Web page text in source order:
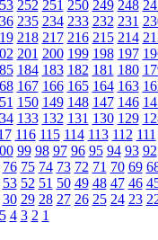
252 251 250 249 248
235 234 233 232 231
218 217 216 215 214
201 200 199 198 197
184 183 182 181 180
167 166 165 164 163
150 149 148 147 146
133 132 131 130 129
116 115 114 113 112 111
99 98 97 96 95 94 93 92
76 75 74 73 72 71 70 69
53 52 51 50 49 48 47 46
30 29 28 27 26 25 24 23
5 4 3 2 1